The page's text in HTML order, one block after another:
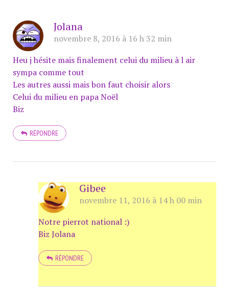
Jolana
novembre 8, 2016 à 16 h 32 min
Heu j hésite mais finalement celui du milieu à l air
sympa comme tout
Les autres aussi mais bon faut choisir alors
Celui du milieu en papa Noël
Biz
RÉPONDRE
Gibee
novembre 11, 2016 à 14 h 00 min
Notre pierrot national :)
Biz Jolana
RÉPONDRE